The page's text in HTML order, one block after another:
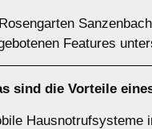
Features
sind die Vorteile
Hausnotrufsysteme